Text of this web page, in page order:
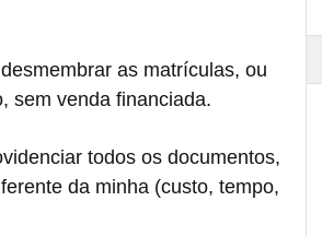
as matrículas, ou
sem venda financiada.
todos os documentos,
da minha (custo, tempo,